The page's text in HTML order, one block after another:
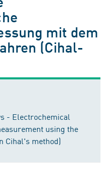
mit dem
(Cihal-
- Electrochemical
using the
Cihal's method)